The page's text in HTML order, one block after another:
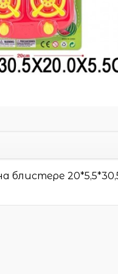
блистере